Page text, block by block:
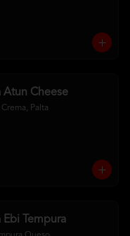
Atun Cheese
Palta
Ebi Tempura